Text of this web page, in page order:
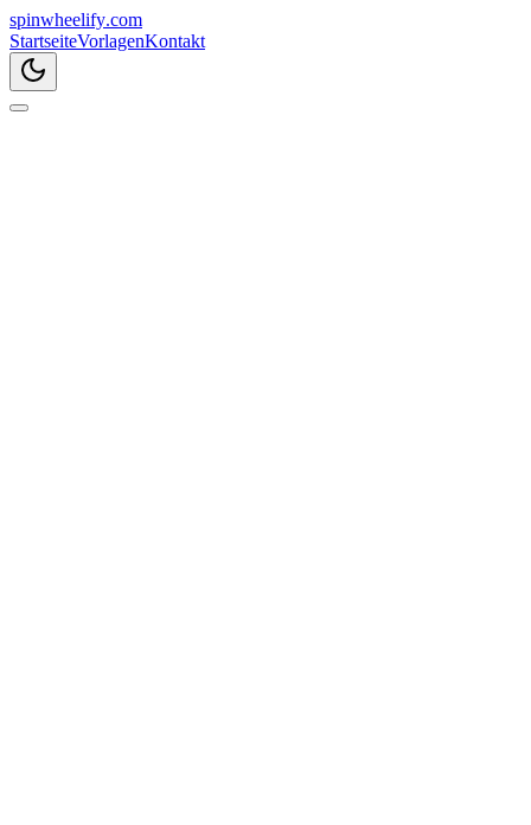
spinwheelify.com
StartseiteVorlagenKontakt